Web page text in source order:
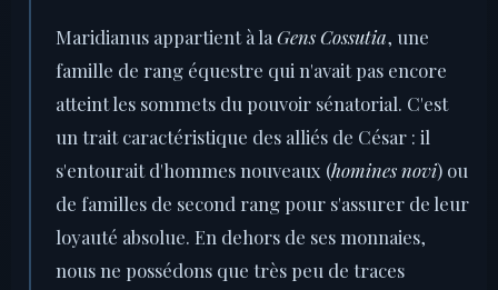
Maridianus appartient à la Gens Cossutia, une
famille de rang équestre qui n'avait pas encore
atteint les sommets du pouvoir sénatorial. C'est
un trait caractéristique des alliés de César : il
s'entourait d'hommes nouveaux (homines novi) ou
de familles de second rang pour s'assurer de leur
loyauté absolue. En dehors de ses monnaies,
nous ne possédons que très peu de traces